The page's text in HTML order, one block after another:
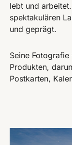
lebt und
spektakulären
und geprägt.
Seine
Produkten,
Postkarten,